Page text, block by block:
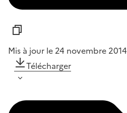
Mis à jour le 24 novembre 2014
Télécharger